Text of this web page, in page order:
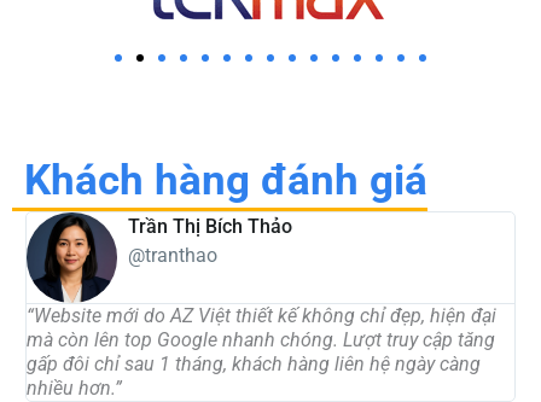
Khách hàng đánh giá
Trần Thị Bích Thảo
@tranthao
“Website mới do AZ Việt thiết kế không chỉ đẹp, hiện đại
mà còn lên top Google nhanh chóng. Lượt truy cập tăng
gấp đôi chỉ sau 1 tháng, khách hàng liên hệ ngày càng
nhiều hơn.”